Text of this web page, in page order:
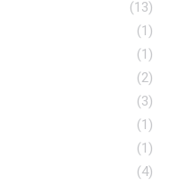
(13)
(1)
(1)
(2)
(3)
(1)
(1)
(4)